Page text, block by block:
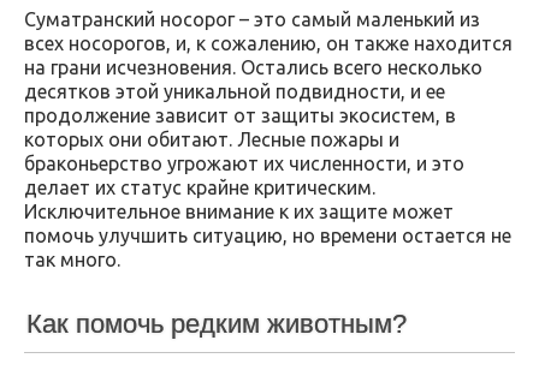
Суматранский носорог – это самый маленький из
всех носорогов, и, к сожалению, он также находится
на грани исчезновения. Остались всего несколько
десятков этой уникальной подвидности, и ее
продолжение зависит от защиты экосистем, в
которых они обитают. Лесные пожары и
браконьерство угрожают их численности, и это
делает их статус крайне критическим.
Исключительное внимание к их защите может
помочь улучшить ситуацию, но времени остается не
так много.
Как помочь редким животным?